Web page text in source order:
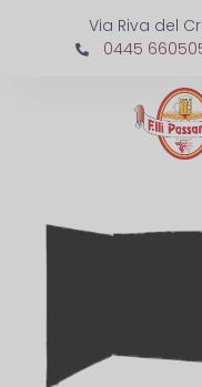
Via Riva del
0445